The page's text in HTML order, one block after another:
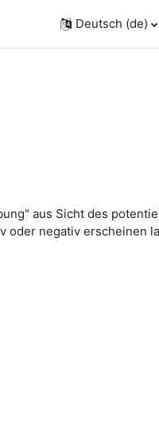
Deutsch ‎(de)‎
aus Sicht des
negativ erscheinen